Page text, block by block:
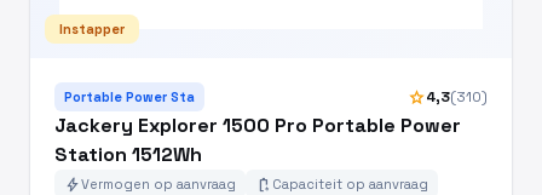
Instapper
Portable Power Sta star4,3(310)
Jackery Explorer 1500 Pro Portable Power
Station 1512Wh
boltVermogen op aanvraag battery_charging_full Capaciteit op aanvraag